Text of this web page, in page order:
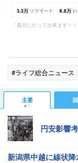
「貴方にだって出来ます！
#ライフ総合ニュース
主要
円安影響
新潟県中越に線状